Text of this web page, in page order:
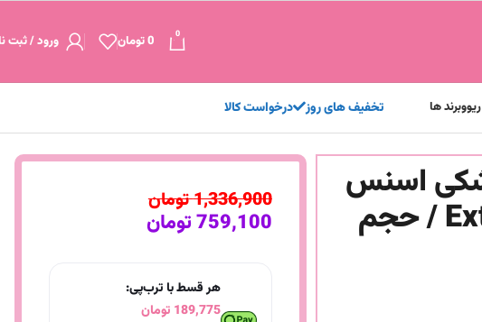
0
0تومان ورود / ثبت
برند ها تخفیف های روز
درخواست کالا
اسنس
مدل Extreme Volume / حجم 1,336,900تومان
759,100تومان
هر قسط با ترب‌پی:
189,775 تومان